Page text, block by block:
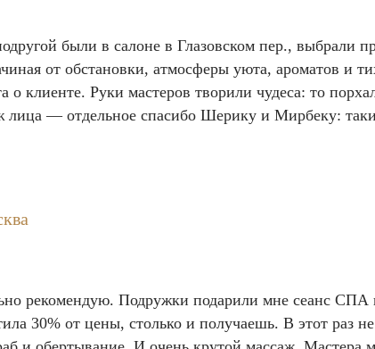
были в салоне в Глазовском пер.,
от обстановки, атмосферы уюта, ароматов и
о клиенте. Руки мастеров творили чудеса: то
лица — отдельное спасибо Шерику и Мирбеку:
рекомендую. Подружки подарили мне сеанс
30% от цены, столько и получаешь. В этот раз